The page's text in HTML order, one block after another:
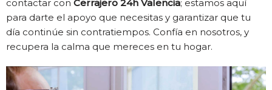
contactar con Cerrajero 24h Valencia; estamos aquí
para darte el apoyo que necesitas y garantizar que tu
día continúe sin contratiempos. Confía en nosotros, y
recupera la calma que mereces en tu hogar.